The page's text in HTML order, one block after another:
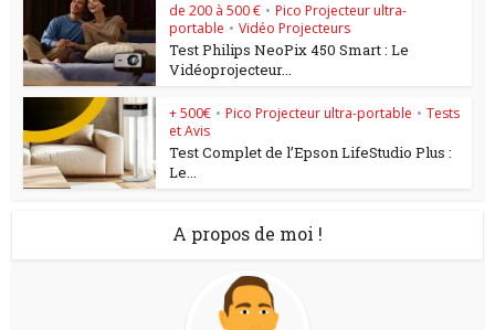
de 200 à 500 € • Pico Projecteur ultra-
portable • Vidéo Projecteurs
Test Philips NeoPix 450 Smart : Le
Vidéoprojecteur...
+ 500€ • Pico Projecteur ultra-portable • Tests
et Avis
Test Complet de l’Epson LifeStudio Plus :
Le...
A propos de moi !